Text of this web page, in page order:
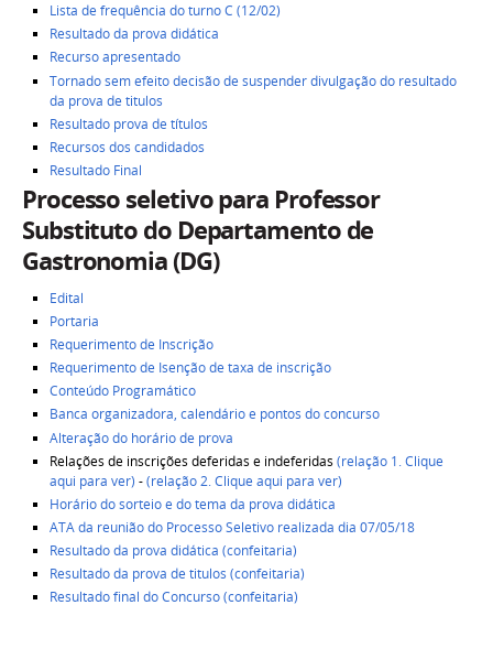
Lista de frequência do turno C (12/02)
Resultado da prova didática
Recurso apresentado
Tornado sem efeito decisão de suspender divulgação do resultado
da prova de titulos
Resultado prova de títulos
Recursos dos candidados
Resultado Final
Processo seletivo para Professor
Substituto do Departamento de
Gastronomia (DG)
Edital
Portaria
Requerimento de Inscrição
Requerimento de Isenção de taxa de inscrição
Conteúdo Programático
Banca organizadora, calendário e pontos do concurso
Alteração do horário de prova
Relações de inscrições deferidas e indeferidas (relação 1. Clique
aqui para ver) -(relação 2. Clique aqui para ver)
Horário do sorteio e do tema da prova didática
ATA da reunião do Processo Seletivo realizada dia 07/05/18
Resultado da prova didática (confeitaria)
Resultado da prova de titulos (confeitaria)
Resultado final do Concurso (confeitaria)